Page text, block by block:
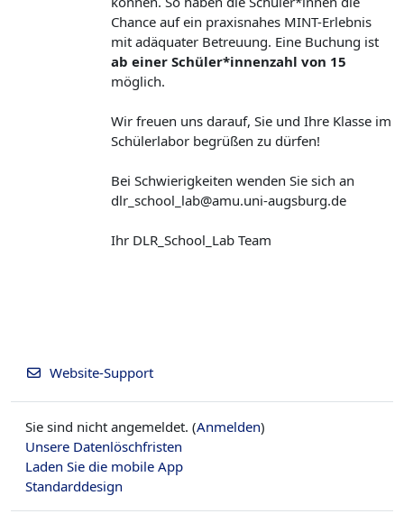
Chance auf ein praxisnahes MINT-Erlebnis
mit adäquater Betreuung. Eine Buchung ist
ab einer Schüler*innenzahl von 15
möglich.
Wir freuen uns darauf, Sie und Ihre Klasse im
Schülerlabor begrüßen zu dürfen!
Bei Schwierigkeiten wenden Sie sich an
dlr_school_lab@amu.uni-augsburg.de
Ihr DLR_School_Lab Team
Website-Support
Sie sind nicht angemeldet. (Anmelden)
Unsere Datenlöschfristen
Laden Sie die mobile App
Standarddesign